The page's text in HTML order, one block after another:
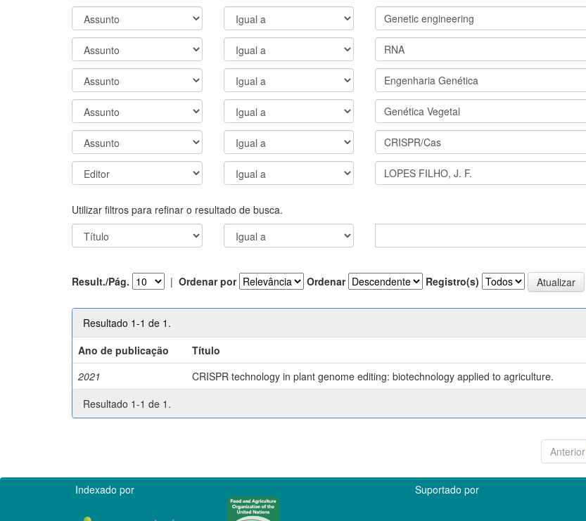
Utilizar filtros para refinar o resultado de busca.
Result./Pág. | Ordenar por Ordenar Registro(s)
Resultado 1-1 de 1.
Ano de publicação
Título
2021
CRISPR technology in plant genome editing: biotechnology applied to agriculture.
Resultado 1-1 de 1.
Anterior
Indexado por Suportado por